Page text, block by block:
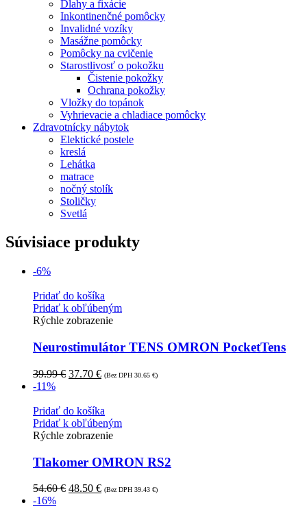
Dlahy a fixácie
Inkontinenčné pomôcky
Invalidné vozíky
Masážne pomôcky
Pomôcky na cvičenie
Starostlivosť o pokožku
Čistenie pokožky
Ochrana pokožky
Vložky do topánok
Vyhrievacie a chladiace pomôcky
Zdravotnícky nábytok
Elektické postele
kreslá
Lehátka
matrace
nočný stolík
Stoličky
Svetlá
Súvisiace produkty
-6%
Pridať do košíka
Pridať k obľúbeným
Rýchle zobrazenie
Neurostimulátor TENS OMRON PocketTens
39.99€ 37.70 € (Bez DPH 30.65 €)
-11%
Pridať do košíka
Pridať k obľúbeným
Rýchle zobrazenie
Tlakomer OMRON RS2
54.60€ 48.50 € (Bez DPH 39.43 €)
-16%